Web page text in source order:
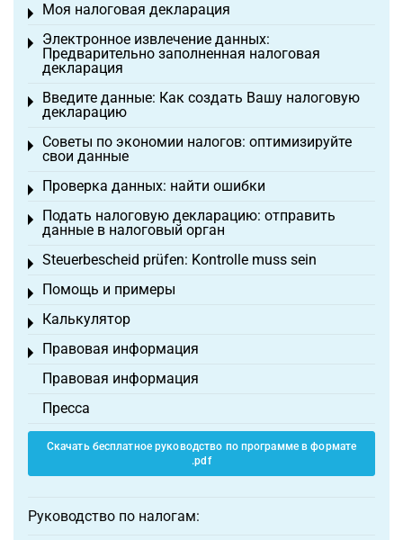
Моя налоговая декларация
Toggle menu
Электронное извлечение данных:
Предварительно заполненная налоговая
декларация
Toggle menu
Введите данные: Как создать Вашу налоговую
декларацию
Toggle menu
Советы по экономии налогов: оптимизируйте
свои данные
Toggle menu
Проверка данных: найти ошибки
Toggle menu
Подать налоговую декларацию: отправить
данные в налоговый орган
Toggle menu
Steuerbescheid prüfen: Kontrolle muss sein
Toggle menu
Помощь и примеры
Toggle menu
Калькулятор
Toggle menu
Правовая информация
Toggle menu
Правовая информация
Пресса
Скачать бесплатное руководство по программе в формате
.pdf
Руководство по налогам: